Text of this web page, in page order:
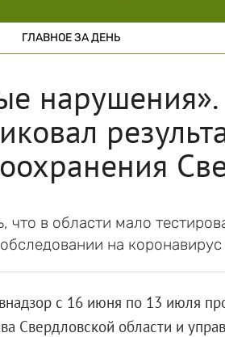
ГЛАВНОЕ ЗА ДЕНЬ
что в области мало
на
с 16 июня по 13 июля
Свердловской области и